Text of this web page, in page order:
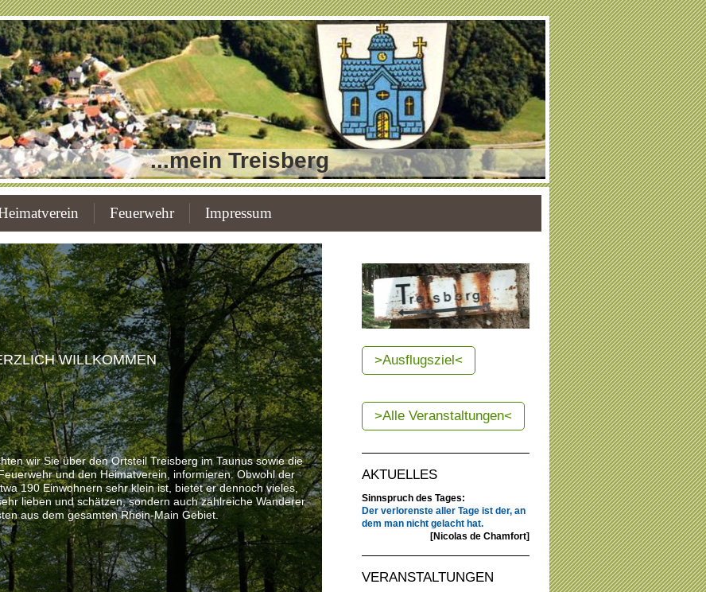
...mein Treisberg
Feuerwehr Impressum
WILLKOMMEN
wir Sie über den Ortsteil Treisberg im Taunus sowie die
und den Heimatverein, informieren. Obwohl der
190 Einwohnern sehr klein ist, bietet er dennoch vieles,
lieben und schätzen, sondern auch zahlreiche Wanderer
aus dem gesamten Rhein-Main Gebiet.
>Ausflugsziel<
>Alle Veranstaltungen<
AKTUELLES
Sinnspruch des Tages:
Der verlorenste aller Tage ist der, an
dem man nicht gelacht hat.
[Nicolas de Chamfort]
VERANSTALTUNGEN